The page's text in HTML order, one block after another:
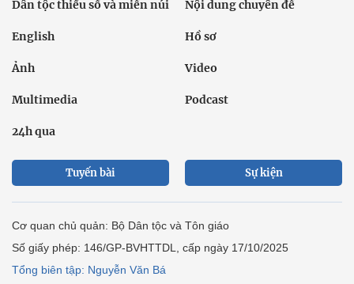
Dân tộc thiểu số và miền núi Nội dung chuyên đề
English Hồ sơ
Ảnh Video
Multimedia Podcast
24h qua
Tuyến bài Sự kiện
Cơ quan chủ quản: Bộ Dân tộc và Tôn giáo
Số giấy phép: 146/GP-BVHTTDL, cấp ngày 17/10/2025
Tổng biên tập: Nguyễn Văn Bá